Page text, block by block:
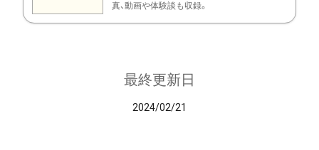
真、動画や体験談も収録。
最終更新日
2024/02/21